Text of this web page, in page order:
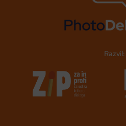
Razvil: